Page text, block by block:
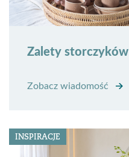
Zalety storczyków
Zobacz wiadomość
INSPIRACJE